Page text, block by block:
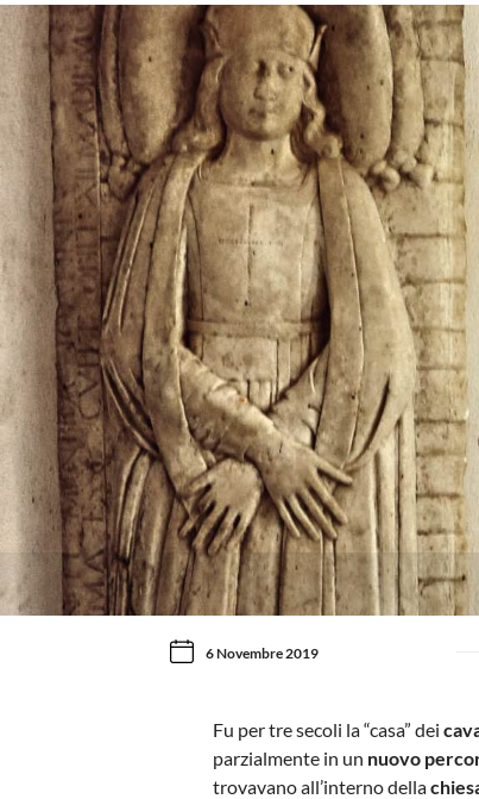
6 Novembre 2019
Fu per tre secoli la “casa” dei
parzialmente in un nuovo
trovavano all’interno della